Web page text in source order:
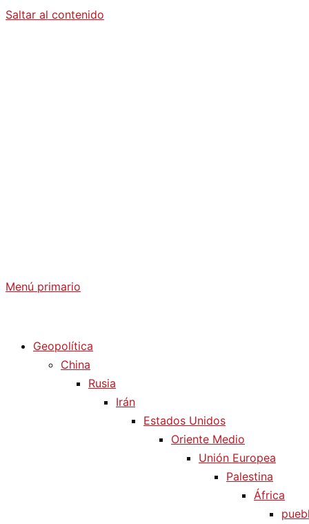
Saltar al contenido
Menú primario
Geopolítica
China
Rusia
Irán
Estados Unidos
Oriente Medio
Unión Europea
Palestina
África